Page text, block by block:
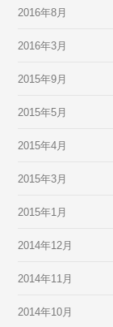
2016年8月
2016年3月
2015年9月
2015年5月
2015年4月
2015年3月
2015年1月
2014年12月
2014年11月
2014年10月